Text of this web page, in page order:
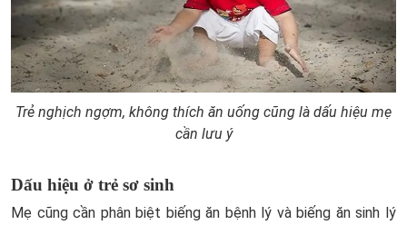
Trẻ nghịch ngợm, không thích ăn uống cũng là dấu hiệu mẹ
cần lưu ý
Dấu hiệu ở trẻ sơ sinh
Mẹ cũng cần phân biệt biếng ăn bệnh lý và biếng ăn sinh lý